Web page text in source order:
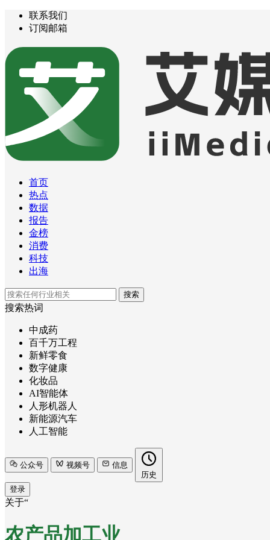
联系我们
订阅邮箱
首页
热点
数据
报告
金榜
消费
科技
出海
搜索
搜索热词
中成药
百千万工程
新鲜零食
数字健康
化妆品
AI智能体
人形机器人
新能源汽车
人工智能
公众号 视频号
信息
历史
登录
关于“
农产品加工业